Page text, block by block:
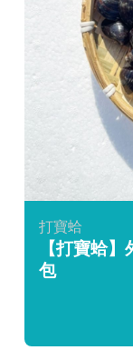
打寶蛤
【打寶蛤
包